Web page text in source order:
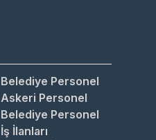
Belediye Personel
Askeri Personel
Belediye Personel
İş İlanları